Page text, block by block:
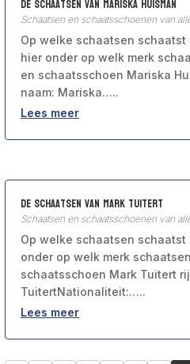
De schaatsen van Mariska Huisman
Schaatsen en schaatsschoenen van
Op welke schaatsen schaatst
hier onder op welk merk
en schaatsschoen Mariska
naam: Mariska…..
Lees meer
De schaatsen van Mark Tuitert
Schaatsen en schaatsschoenen van
Op welke schaatsen
onder op welk merk
schaatsschoen Mark Tuitert
TuitertNationaliteit:…..
Lees meer